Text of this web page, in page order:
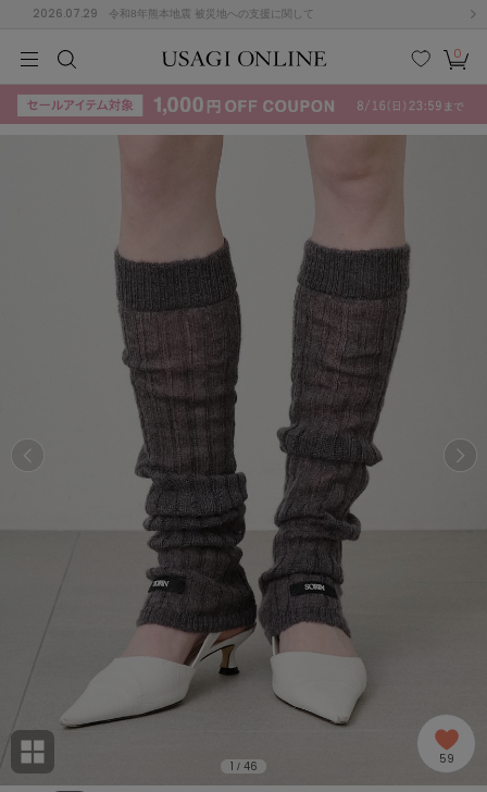
2026.07.29 令和8年熊本地震 被災地への支援に関して
検索
お気
に入
カー
ト
0
KIDSBABYBEAUTYLIFE STYLE
リー (664)
ョン雑貨 (865)
KIDSBABYBEAUTYLIFE STYLE
K M
R S T
Y Z
その
他
ACYM
アシーム
adidas by Stella McCartney
アディダス バイ ステラマッカートニー
Ame no chi Hare
アメノチハレ
1 / 46 59